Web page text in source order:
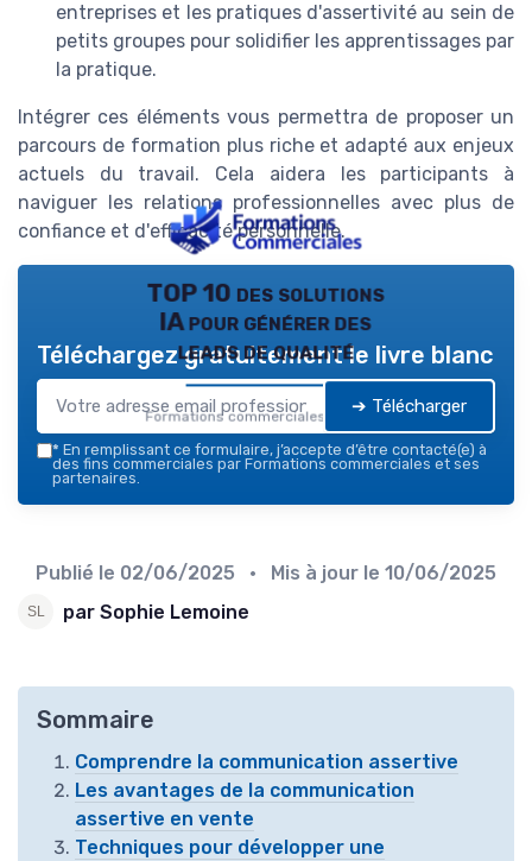
entreprises et les pratiques d'assertivité au sein de
petits groupes pour solidifier les apprentissages par
la pratique.
Intégrer ces éléments vous permettra de proposer un
parcours de formation plus riche et adapté aux enjeux
actuels du travail. Cela aidera les participants à
naviguer les relations professionnelles avec plus de
confiance et d'efficacité personnelle.
TOP 10 des solutions
IA pour générer des
leads de qualité
Formations commerciales — 2026
Téléchargez gratuitement le livre blanc
➔ Télécharger
* En remplissant ce formulaire, j’accepte d’être contacté(e) à
des fins commerciales par Formations commerciales et ses
partenaires.
Publié le 02/06/2025 • Mis à jour le 10/06/2025
par Sophie Lemoine
Sommaire
Comprendre la communication assertive
Les avantages de la communication
assertive en vente
Techniques pour développer une